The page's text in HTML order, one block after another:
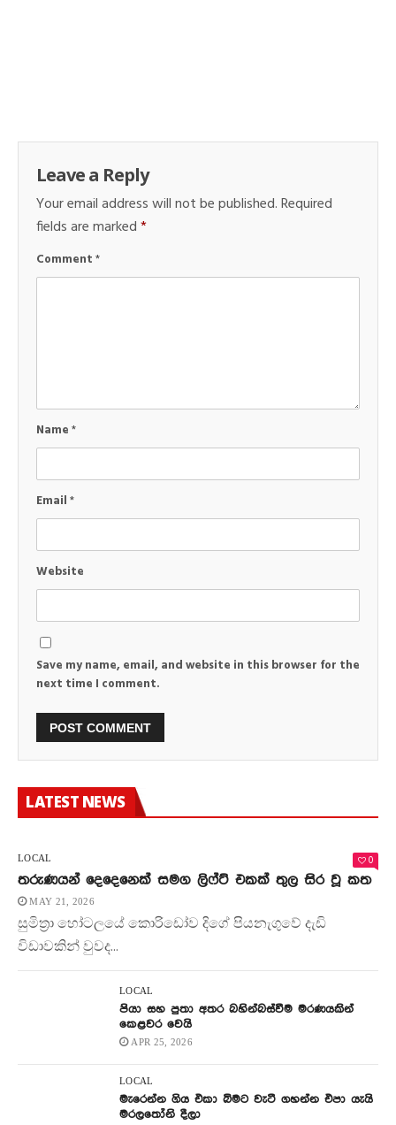
Leave a Reply
Your email address will not be published.Required
fields are marked*
Comment*
Name*
Email*
Website
Save my name, email, and website in this browser for the
next time I comment.
LATEST NEWS
LOCAL 0
තරුණයන් දෙදෙනෙක් සමග ලිෆ්ට් එකක් තුල සිර වූ කත
MAY 21, 2026
සුමිත්‍රා හෝටලයේ කොරිඩෝව දිගේ පියනැගුවේ දැඩි
විඩාවකින් වුවද...
LOCAL
පියා සහ පුතා අතර බහින්බස්වීම මරණයකින්
කෙළවර වෙයි
APR 25, 2026
LOCAL
මැරෙන්න ගිය එකා බිමට වැටී ගහන්න එපා යැයි
මරලතෝනි දීලා